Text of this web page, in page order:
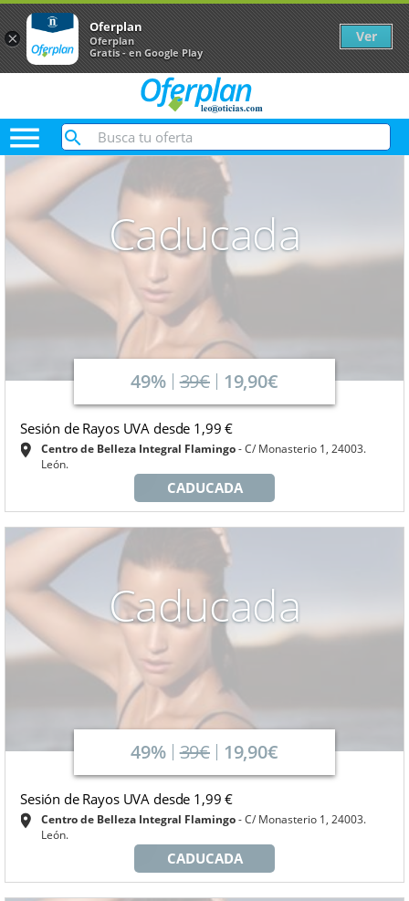

Caducada
49% 39€ 19,90€
Sesión de Rayos UVA desde 1,99 €
Centro de Belleza Integral Flamingo C/ Monasterio 1, 24003.
León.
CADUCADA
Caducada
49% 39€ 19,90€
Sesión de Rayos UVA desde 1,99 €
Centro de Belleza Integral Flamingo C/ Monasterio 1, 24003.
León.
CADUCADA
×
Oferplan
Oferplan
Gratis - en Google Play
Ver